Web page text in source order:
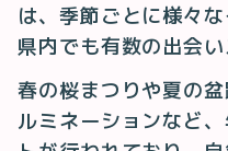
は、季節ごとに様々
県内でも有数の出会い
春の桜まつりや夏の
ルミネーションなど